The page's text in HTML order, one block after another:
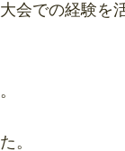
会での経験を
。